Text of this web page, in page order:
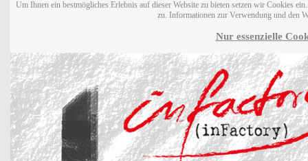
Um Ihnen ein bestmögliches Erlebnis auf dieser Website zu bieten setzen wir Cookies
zu. Informationen zur Verwendung und den
Nur essenzielle